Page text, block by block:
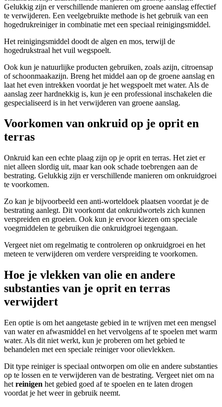
Gelukkig zijn er verschillende manieren om groene aanslag effectief
te verwijderen. Een veelgebruikte methode is het gebruik van een
hogedrukreiniger in combinatie met een speciaal reinigingsmiddel.
Het reinigingsmiddel doodt de algen en mos, terwijl de
hogedrukstraal het vuil wegspoelt.
Ook kun je natuurlijke producten gebruiken, zoals azijn, citroensap
of schoonmaakazijn. Breng het middel aan op de groene aanslag en
laat het even intrekken voordat je het wegspoelt met water. Als de
aanslag zeer hardnekkig is, kun je een professional inschakelen die
gespecialiseerd is in het verwijderen van groene aanslag.
Voorkomen van onkruid op je oprit en
terras
Onkruid kan een echte plaag zijn op je oprit en terras. Het ziet er
niet alleen slordig uit, maar kan ook schade toebrengen aan de
bestrating. Gelukkig zijn er verschillende manieren om onkruidgroei
te voorkomen.
Zo kan je bijvoorbeeld een anti-worteldoek plaatsen voordat je de
bestrating aanlegt. Dit voorkomt dat onkruidwortels zich kunnen
verspreiden en groeien. Ook kun je ervoor kiezen om speciale
voegmiddelen te gebruiken die onkruidgroei tegengaan.
Vergeet niet om regelmatig te controleren op onkruidgroei en het
meteen te verwijderen om verdere verspreiding te voorkomen.
Hoe je vlekken van olie en andere
substanties van je oprit en terras
verwijdert
Een optie is om het aangetaste gebied in te wrijven met een mengsel
van water en afwasmiddel en het vervolgens af te spoelen met warm
water. Als dit niet werkt, kun je proberen om het gebied te
behandelen met een speciale reiniger voor olievlekken.
Dit type reiniger is speciaal ontworpen om olie en andere substanties
op te lossen en te verwijderen van de bestrating. Vergeet niet om na
het reinigen het gebied goed af te spoelen en te laten drogen
voordat je het weer in gebruik neemt.